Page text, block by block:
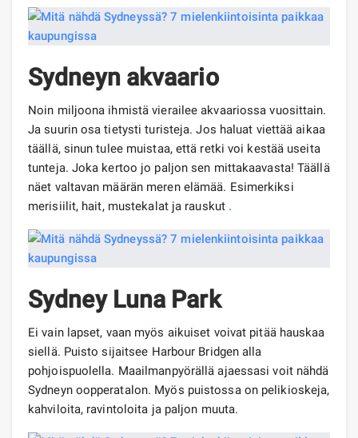
Sydneyn akvaario
Noin miljoona ihmistä vierailee akvaariossa vuosittain.
Ja suurin osa tietysti turisteja. Jos haluat viettää aikaa
täällä, sinun tulee muistaa, että retki voi kestää useita
tunteja. Joka kertoo jo paljon sen mittakaavasta! Täällä
näet valtavan määrän meren elämää. Esimerkiksi
merisiilit, hait, mustekalat ja rauskut .
Sydney Luna Park
Ei vain lapset, vaan myös aikuiset voivat pitää hauskaa
siellä. Puisto sijaitsee Harbour Bridgen alla
pohjoispuolella. Maailmanpyörällä ajaessasi voit nähdä
Sydneyn oopperatalon. Myös puistossa on pelikioskeja,
kahviloita, ravintoloita ja paljon muuta.